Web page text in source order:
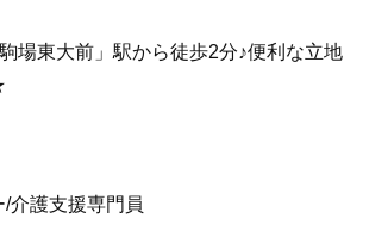
場東大前」駅から徒歩2分♪便利な立地
介護支援専門員